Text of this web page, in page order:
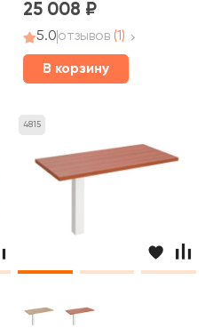
25 008
5.0отзывов (1)
В корзину
4815